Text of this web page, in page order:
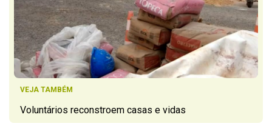
VEJA TAMBÉM
Voluntários reconstroem casas e vidas